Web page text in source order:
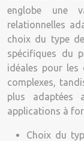
englobe une
relationnelles
choix du type
spécifiques du
idéales pour les
complexes,
plus adaptées
applications à
Choix du